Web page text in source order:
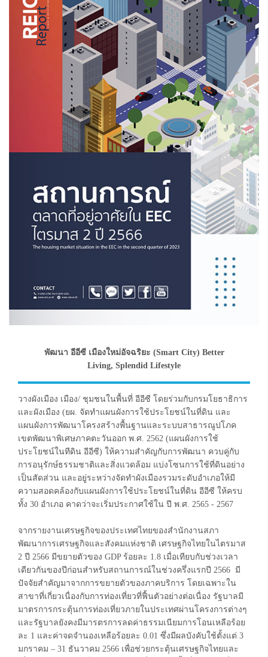
พัฒนา อีอีซี เมืองใหม่อัจฉริยะ (Smart City) Better
Living, Splendid Lifestyle
วางผังเมือง เมือง/ ชุมชนในพื้นที่ อีอีซี โดยร่วมกับกรมโยธาธิการ
และผังเมือง (ยผ. จัดทำแผนผังการใช้ประโยชน์ในที่ดิน และ
แผนผังการพัฒนาโครงสร้างพื้นฐานและระบบสาธารณูปโภค
เขตพัฒนาพิเศษภาคตะวันออก พ.ศ. 2562 (แผนผังการใช้
ประโยชน์ในทีดิน อีอีซี) ให้ความสำคัญกับการพัฒนา ควบคู่กับ
การอนุรักษ์ธรรมชาติและสิ่งแวดล้อม แบ่งโซนการใช้ที่ดินอย่าง
เป็นสัดส่วน และอยู่ระหว่างจัดทำผังเมืองรวมระดับอำเภอให้มี
ความสอดคล้องกับแผนผังการใช้ประโยชน์ในที่ดิน อีอีซี ให้ครบ
ทั้ง 30 อำเภอ คาดว่าจะเริ่มประกาศใช้ใน ปี พ.ศ. 2565 - 2567
จากรายงานเศรษฐกิจของประเทศไทยของสำนักงานสภา
พัฒนาการเศรษฐกิจและสังคมแห่งชาติ เศรษฐกิจไทยในไตรมาส
2 ปี 2566 มีขยายตัวของ GDP ร้อยละ 1.8 เมื่อเทียบกับช่วงเวลา
เดียวกันของปีก่อนสำหรับสถานการณ์ในช่วงครึ่งแรกปี 2566 มี
ปัจจัยสำคัญมาจากการขยายตัวของภาคบริการ โดยเฉพาะใน
สาขาที่เกี่ยวเนื่องกับการท่องเที่ยวที่ฟื้นตัวอย่างต่อเนื่อง รัฐบาลมี
มาตรการกระตุ้นการท่องเที่ยวภายในประเทศผ่านโครงการต่างๆ
และรัฐบาลยังคงมีมารตรการลดค่าธรรมเนียมการโอนเหลือร้อย
ละ 1 และค่าจดจำนองเหลือร้อยละ 0.01 ซึ่งมีผลบังคับใช้ตั้งแต่ 3
มกราคม – 31 ธันวาคม 2566 เพื่อช่วยกระตุ้นเศรษฐกิจไทยและ